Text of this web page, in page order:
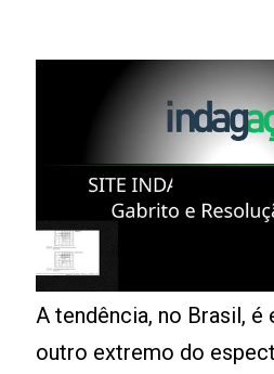
A tendência, no Brasil, é
outro extremo do